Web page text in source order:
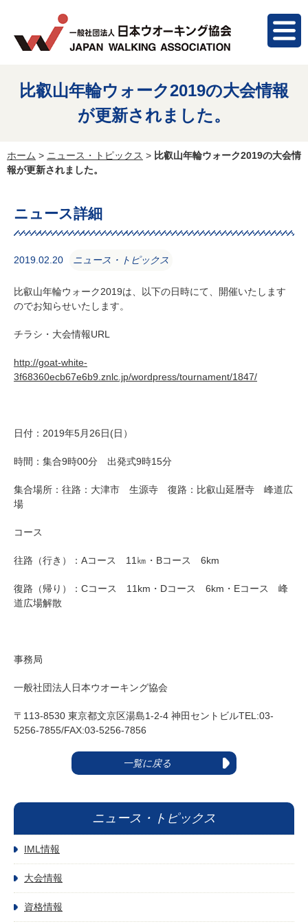
比叡山年輪ウォーク2019の大会情報
が更新されました。
ホーム > ニュース・トピックス > 比叡山年輪ウォーク2019の大会情
報が更新されました。
ニュース詳細
2019.02.20 ニュース・トピックス
比叡山年輪ウォーク2019は、以下の日時にて、開催いたします
のでお知らせいたします。
チラシ・大会情報URL
http://goat-white-
3f68360ecb67e6b9.znlc.jp/wordpress/tournament/1847/
日付：2019年5月26日(日）
時間：集合9時00分 出発式9時15分
集合場所：往路：大津市 生源寺 復路：比叡山延暦寺 峰道広
場
コース
往路（行き）：Aコース 11㎞・Bコース 6km
復路（帰り）：Cコース 11km・Dコース 6km・Eコース 峰
道広場解散
事務局
一般社団法人日本ウオーキング協会
〒113-8530 東京都文京区湯島1-2-4 神田セントビルTEL:03-
5256-7855/FAX:03-5256-7856
一覧に戻る
ニュース・トピックス
IML情報
大会情報
資格情報